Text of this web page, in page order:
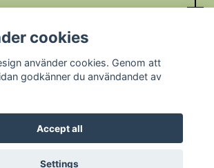
design - färgglada barnkläder på nätet
Powered by Quickbutik
cookies
använder cookies. Genom att
godkänner du användandet av
Accept all
Settings